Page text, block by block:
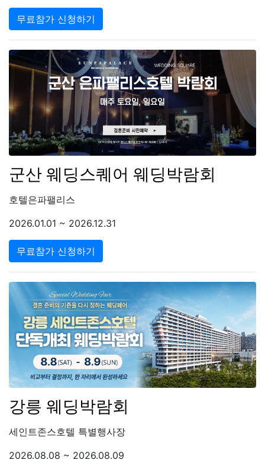
무료참가 신청하기
군산 웨딩스퀘어 웨딩박람회
호텔은파팰리스
2026.01.01 ~ 2026.12.31
무료참가 신청하기
강릉 웨딩박람회
세인트존스호텔 특별행사장
2026.08.08 ~ 2026.08.09